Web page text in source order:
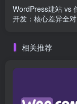
WordPress建站 vs
开发：核心差异全
相关推荐